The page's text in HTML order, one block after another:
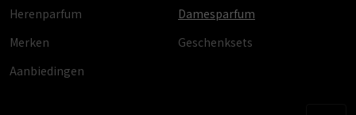
Herenparfum
Damesparfum
Merken
Geschenksets
Aanbiedingen